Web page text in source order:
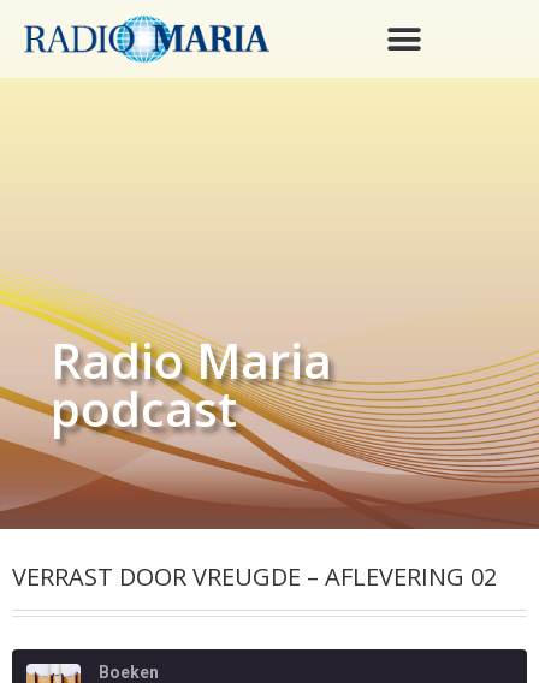
Radio Maria
podcast
VERRAST DOOR VREUGDE – AFLEVERING 02
Boeken